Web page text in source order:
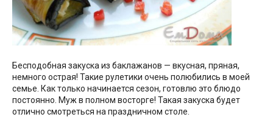
Бесподобная закуска из баклажанов — вкусная, пряная,
немного острая! Такие рулетики очень полюбились в моей
семье. Как только начинается сезон, готовлю это блюдо
постоянно. Муж в полном восторге! Такая закуска будет
отлично смотреться на праздничном столе.